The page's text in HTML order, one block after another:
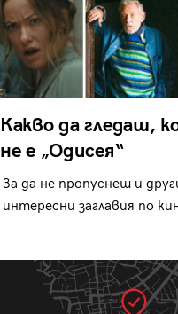
Какво да гледаш,
не е „Одисея“
За да не пропуснеш и
интересни заглавия по